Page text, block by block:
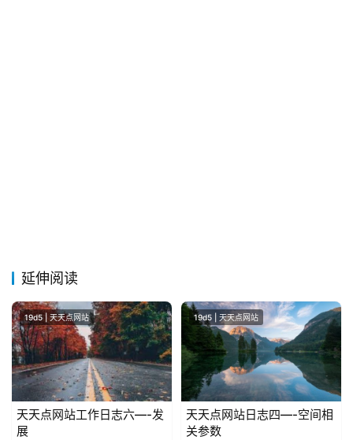
延伸阅读
19d5 | 天天点网站
天天点网站工作日志六—-发
展
19d5 | 天天点网站
天天点网站日志四—-空间相
关参数